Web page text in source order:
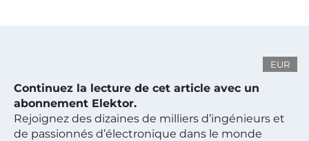
EUR
Continuez la lecture de cet article avec un
abonnement Elektor.
Rejoignez des dizaines de milliers d’ingénieurs et
de passionnés d’électronique dans le monde